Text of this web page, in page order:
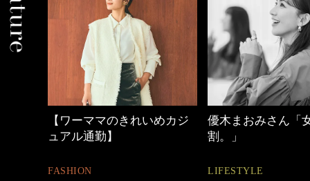
優木まおみさん「女の時間
割。」
LIFESTYLE
心地よくいられる
とは
FASHION